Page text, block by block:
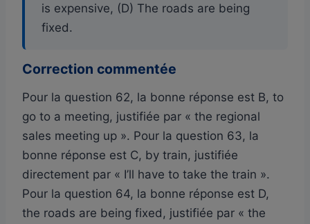
is expensive, (D) The roads are being
fixed.
Correction commentée
Pour la question 62, la bonne réponse est B, to
go to a meeting, justifiée par « the regional
sales meeting up ». Pour la question 63, la
bonne réponse est C, by train, justifiée
directement par « I’ll have to take the train ».
Pour la question 64, la bonne réponse est D,
the roads are being fixed, justifiée par « the